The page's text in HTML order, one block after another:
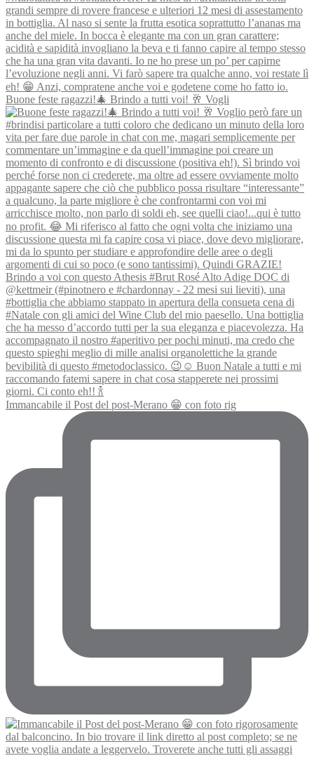
Buone feste ragazzi!🎄 Brindo a tutti voi! 🥂 Vogli
Immancabile il Post del post-Merano 😁 con foto rig